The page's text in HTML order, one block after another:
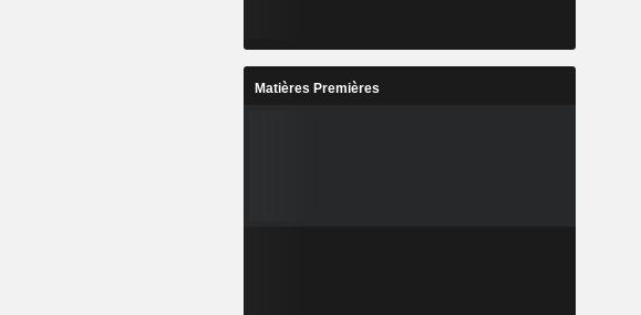
Matières Premières